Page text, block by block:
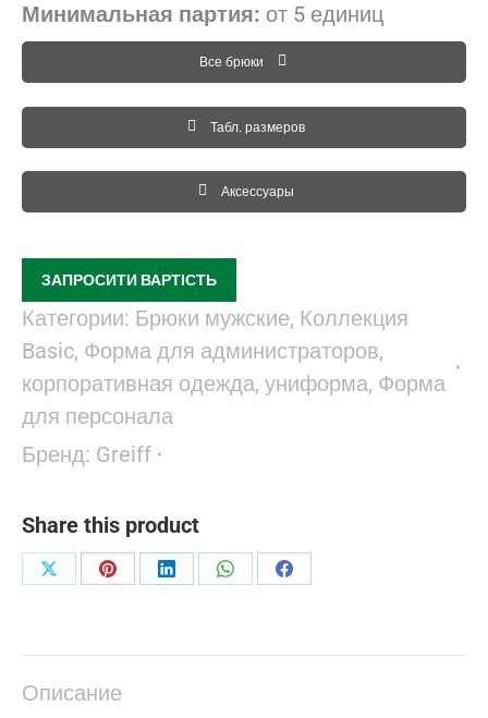
Минимальная партия: от 5 единиц
Все брюки
Табл. размеров
Аксессуары
ЗАПРОСИТИ ВАРТІСТЬ
Категории: Брюки мужские, Коллекция
Basic, Форма для администраторов,
корпоративная одежда, униформа, Форма
для персонала
Бренд: Greiff
Share this product
ПоделитьсяПоделитьсяПоделитьсяПоделитьсяПоделиться
Описание